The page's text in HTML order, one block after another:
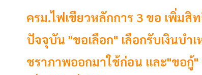
ครม.ไฟเขียวหลักการ 3 ขอ เพิ่ม
ปัจจุบัน "ขอเลือก" เลือกรับเงินบ
ชราภาพออกมาใช้ก่อน และ"ขอกู้"